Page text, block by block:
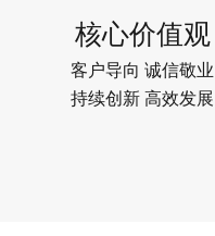
核心价值观
客户导向 诚信敬业
持续创新 高效发展